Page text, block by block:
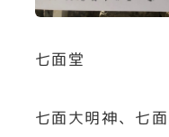
七面堂
七面大明神、七